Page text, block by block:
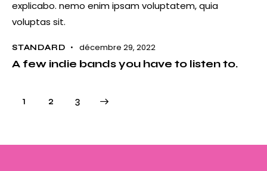
explicabo. nemo enim ipsam voluptatem, quia
voluptas sit.
STANDARD décembre 29, 2022
A few indie bands you have to listen to.
1 2 3